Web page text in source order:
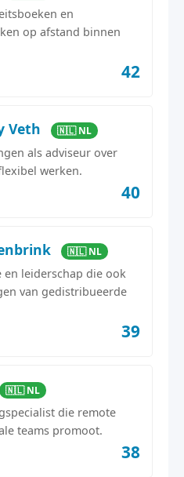
en
op afstand binnen
42
Veth 🇳🇱 NL
als adviseur over
werken.
40
🇳🇱 NL
leiderschap die ook
van gedistribueerde
39
🇳🇱 NL
die remote
teams promoot.
38